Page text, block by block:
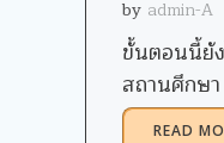
by admin-A
ขั้นตอนนี้ยั
สถานศึกษา
READ